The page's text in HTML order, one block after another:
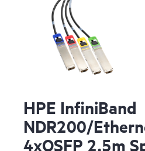
HPE InfiniBand
NDR200/
4xOSFP 2.5m